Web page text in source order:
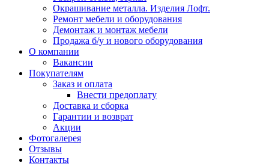
Окрашивание металла. Изделия Лофт.
Ремонт мебели и оборудования
Демонтаж и монтаж мебели
Продажа б/у и нового оборудования
О компании
Вакансии
Покупателям
Заказ и оплата
Внести предоплату
Доставка и сборка
Гарантии и возврат
Акции
Фотогалерея
Отзывы
Контакты